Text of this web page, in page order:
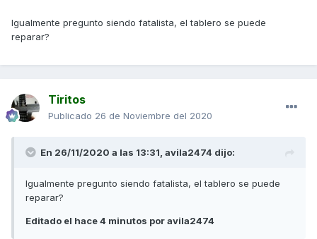
Igualmente pregunto siendo fatalista, el tablero se puede
reparar?
Tiritos
Publicado 26 de Noviembre del 2020
En 26/11/2020 a las 13:31, avila2474 dijo:
Igualmente pregunto siendo fatalista, el tablero se puede
reparar?
Editado el hace 4 minutos por avila2474